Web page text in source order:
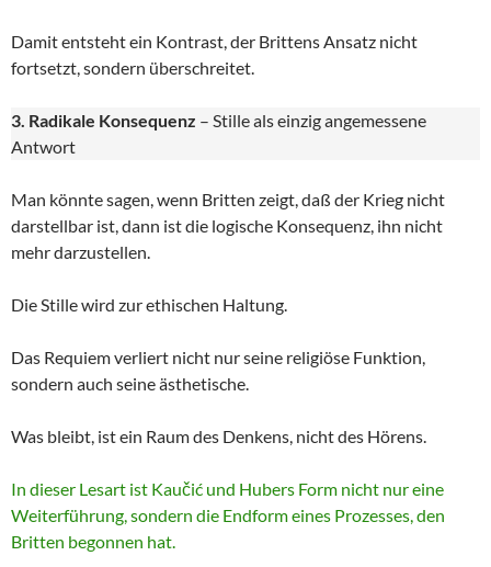
Damit entsteht ein Kontrast, der Brittens Ansatz nicht
fortsetzt, sondern überschreitet.
3. Radikale Konsequenz – Stille als einzig angemessene
Antwort
Man könnte sagen, wenn Britten zeigt, daß der Krieg nicht
darstellbar ist, dann ist die logische Konsequenz, ihn nicht
mehr darzustellen.
Die Stille wird zur ethischen Haltung.
Das Requiem verliert nicht nur seine religiöse Funktion,
sondern auch seine ästhetische.
Was bleibt, ist ein Raum des Denkens, nicht des Hörens.
In dieser Lesart ist Kaučić und Hubers Form nicht nur eine
Weiterführung, sondern die Endform eines Prozesses, den
Britten begonnen hat.